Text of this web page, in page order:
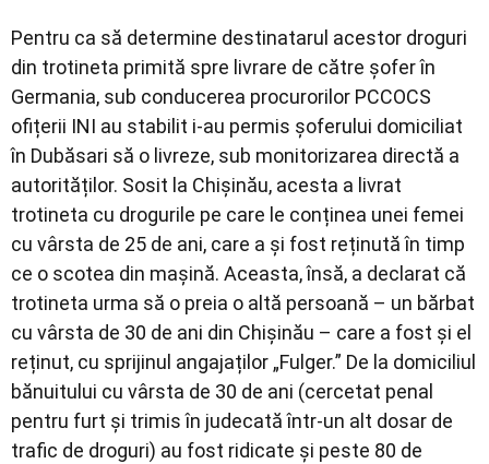
Pentru ca să determine destinatarul acestor droguri
din trotineta primită spre livrare de către șofer în
Germania, sub conducerea procurorilor PCCOCS
ofițerii INI au stabilit i-au permis șoferului domiciliat
în Dubăsari să o livreze, sub monitorizarea directă a
autorităților. Sosit la Chișinău, acesta a livrat
trotineta cu drogurile pe care le conținea unei femei
cu vârsta de 25 de ani, care a și fost reținută în timp
ce o scotea din mașină. Aceasta, însă, a declarat că
trotineta urma să o preia o altă persoană – un bărbat
cu vârsta de 30 de ani din Chișinău – care a fost și el
reținut, cu sprijinul angajaților „Fulger.” De la domiciliul
bănuitului cu vârsta de 30 de ani (cercetat penal
pentru furt și trimis în judecată într-un alt dosar de
trafic de droguri) au fost ridicate și peste 80 de